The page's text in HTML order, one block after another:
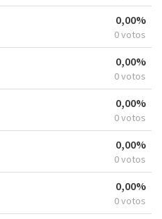
0,00%
0 votos
0,00%
0 votos
0,00%
0 votos
0,00%
0 votos
0,00%
0 votos